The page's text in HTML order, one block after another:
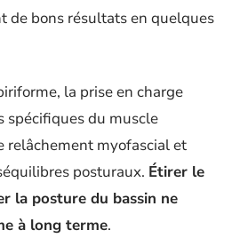
de bons résultats en quelques
la prise en charge
spécifiques du muscle
relâchement myofascial et
posturaux. Étirer le
la posture du bassin ne
à long terme.